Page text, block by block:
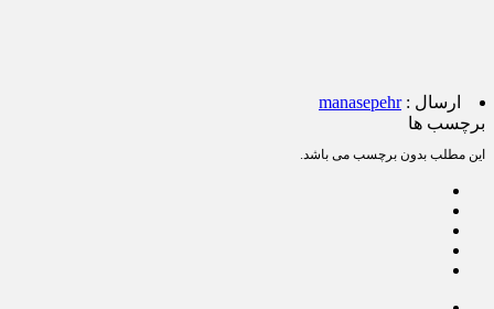
ارسال :manasepehr
برچسب ها
این مطلب بدون برچسب می باشد.